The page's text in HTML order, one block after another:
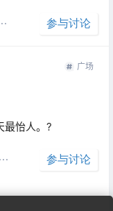
参与讨论
广场
最怡人。?
参与讨论